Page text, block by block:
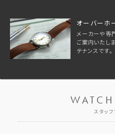
オーバーホ
メーカーや専
ご案内いたし
テナンスです。
スタッ